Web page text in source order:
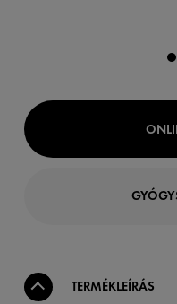
TERMÉKLEÍRÁS